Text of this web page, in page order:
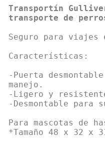
Transportín
transporte de
Seguro para viajes
Características:
-Puerta
manejo.
-Ligero y
-Desmontable
Para mascotas de
*Tamaño 48 x 32 x